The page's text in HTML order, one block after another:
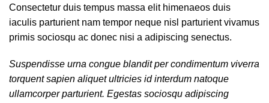
Consectetur duis tempus massa elit himenaeos duis
iaculis parturient nam tempor neque nisl parturient vivamus
primis sociosqu ac donec nisi a adipiscing senectus.
Suspendisse urna congue blandit per condimentum viverra
torquent sapien aliquet ultricies id interdum natoque
ullamcorper parturient. Egestas sociosqu adipiscing